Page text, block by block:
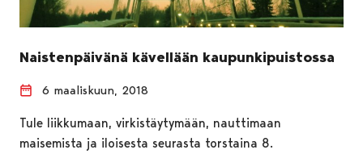
Naistenpäivänä kävellään kaupunkipuistossa
6 maaliskuun, 2018
Tule liikkumaan, virkistäytymään, nauttimaan
maisemista ja iloisesta seurasta torstaina 8.